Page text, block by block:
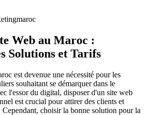
maroc
Web au Maroc :
Solutions et Tarifs
est devenue une nécessité pour les
souhaitant se démarquer dans le
l'essor du digital, disposer d'un site web
est crucial pour attirer des clients et
choisir la bonne solution pour la